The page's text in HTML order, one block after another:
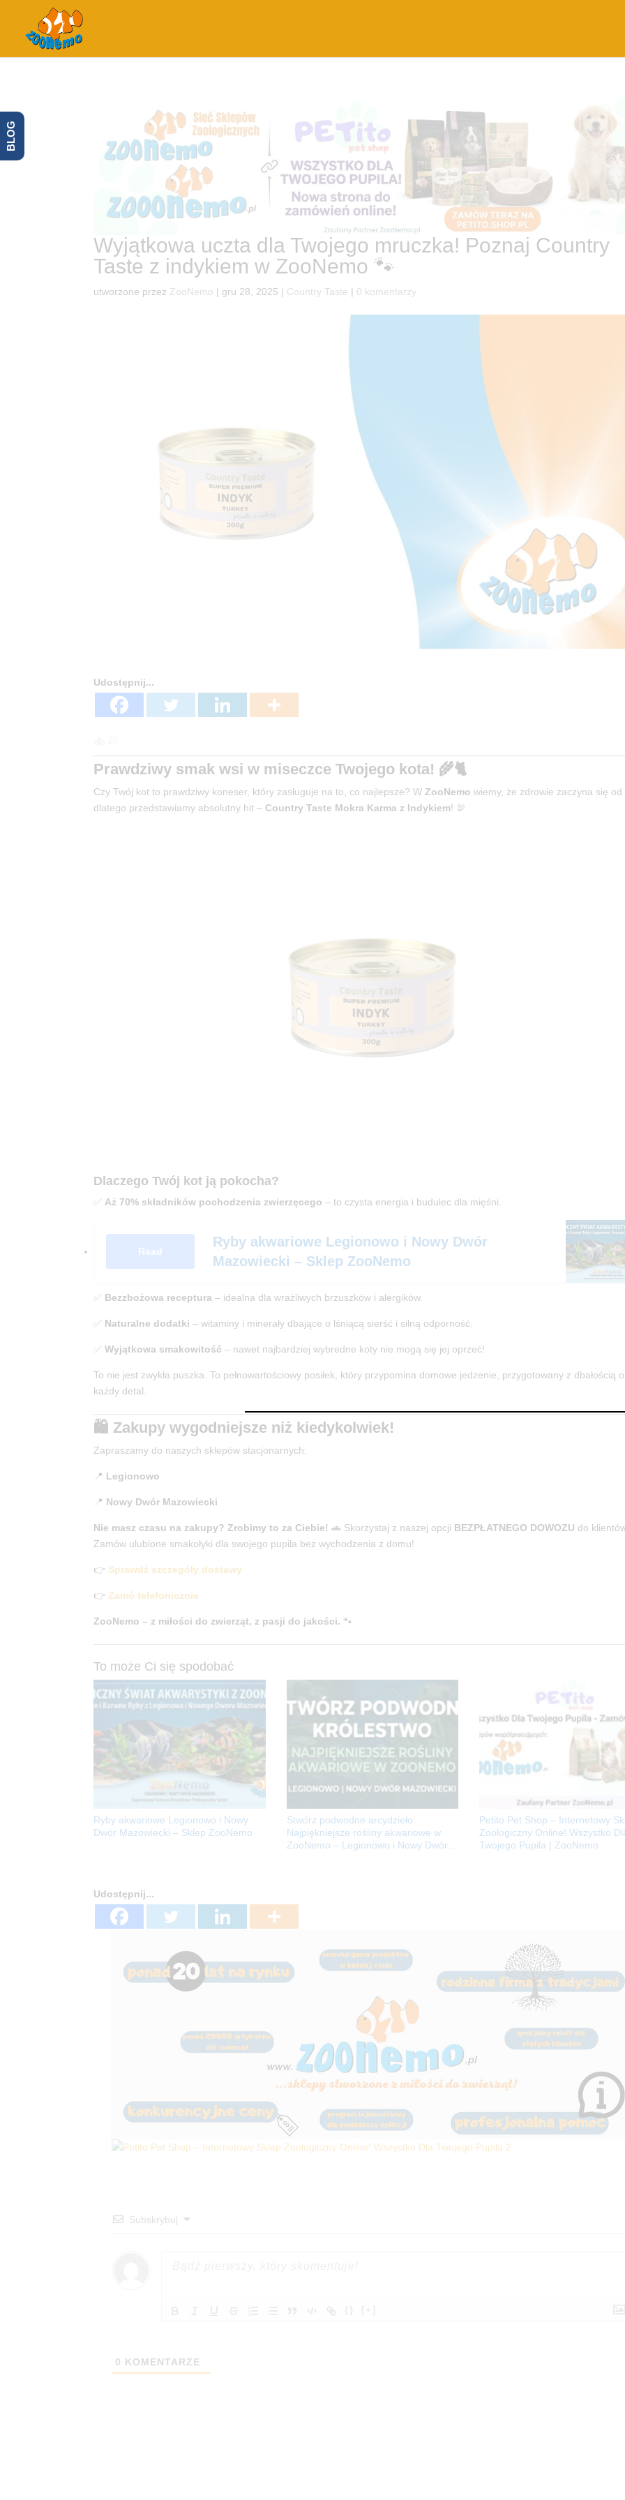
Wyjątkowa uczta dla Twojego mruczka! Poznaj Country
Taste z indykiem w ZooNemo 🐾
utworzone przez ZooNemo | gru 28, 2025 | Country Taste | 0 komentarzy
Udostępnij...
Prawdziwy smak wsi w miseczce Twojego kota! 🌾🐈
Czy Twój kot to prawdziwy koneser, który zasługuje na to, co najlepsze? W ZooNemo wiemy, że zdrowie zaczyna się od
dlatego przedstawiamy absolutny hit – Country Taste Mokra Karma z Indykiem! 🦃
Dlaczego Twój kot ją pokocha?
Aż 70% składników pochodzenia zwierzęcego – to czysta energia i budulec dla mięśni.
Ryby akwariowe Legionowo i Nowy Dwór
Mazowiecki – Sklep ZooNemo
Read
Bezzbożowa receptura – idealna dla wrażliwych brzuszków i alergików.
Naturalne dodatki – witaminy i minerały dbające o lśniącą sierść i silną odporność.
✅Wyjątkowa smakowitość – nawet najbardziej wybredne koty nie mogą się jej oprzeć!
To nie jest zwykła puszka. To pełnowartościowy posiłek, który przypomina domowe jedzenie, przygotowany z dbałością o
każdy detal.
🛍️ Zakupy wygodniejsze niż kiedykolwiek!
Zapraszamy do naszych sklepów stacjonarnych:
📍 Legionowo
📍 Nowy Dwór Mazowiecki
Nie masz czasu na zakupy? Zrobimy to za Ciebie! 🚗 Skorzystaj z naszej opcji BEZPŁATNEGO DOWOZU do
Zamów ulubione smakołyki dla swojego pupila bez wychodzenia z domu!
👉 Sprawdź szczegóły dostawy
👉 Zamó telefonicznie
ZooNemo – z miłości do zwierząt, z pasji do jakości. 🐾
To może Ci się spodobać
Ryby akwariowe Legionowo i Nowy
Dwór Mazowiecki – Sklep ZooNemo
Stwórz podwodne arcydzieło:
Najpiękniejsze rośliny akwariowe w
ZooNemo – Legionowo i Nowy Dwór
Petito Pet Shop – Internetowy
Zoologiczny Online! Wszystko
Twojego Pupila | ZooNemo
Udostępnij...
Subskrybuj
0 KOMENTARZE
BLOG